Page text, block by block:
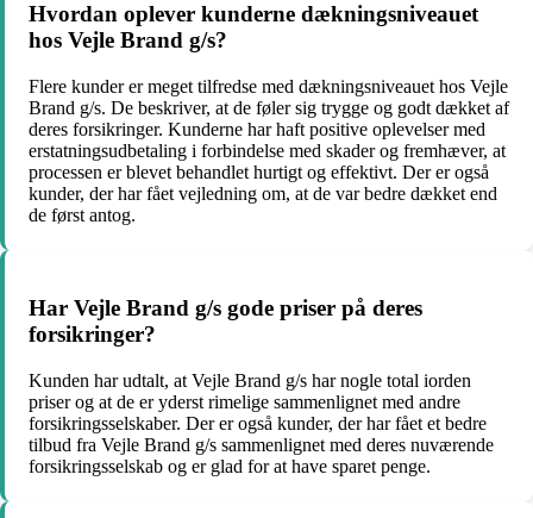
Hvordan oplever kunderne dækningsniveauet
hos Vejle Brand g/s?
Flere kunder er meget tilfredse med dækningsniveauet hos Vejle
Brand g/s. De beskriver, at de føler sig trygge og godt dækket af
deres forsikringer. Kunderne har haft positive oplevelser med
erstatningsudbetaling i forbindelse med skader og fremhæver, at
processen er blevet behandlet hurtigt og effektivt. Der er også
kunder, der har fået vejledning om, at de var bedre dækket end
de først antog.
Har Vejle Brand g/s gode priser på deres
forsikringer?
Kunden har udtalt, at Vejle Brand g/s har nogle total iorden
priser og at de er yderst rimelige sammenlignet med andre
forsikringsselskaber. Der er også kunder, der har fået et bedre
tilbud fra Vejle Brand g/s sammenlignet med deres nuværende
forsikringsselskab og er glad for at have sparet penge.